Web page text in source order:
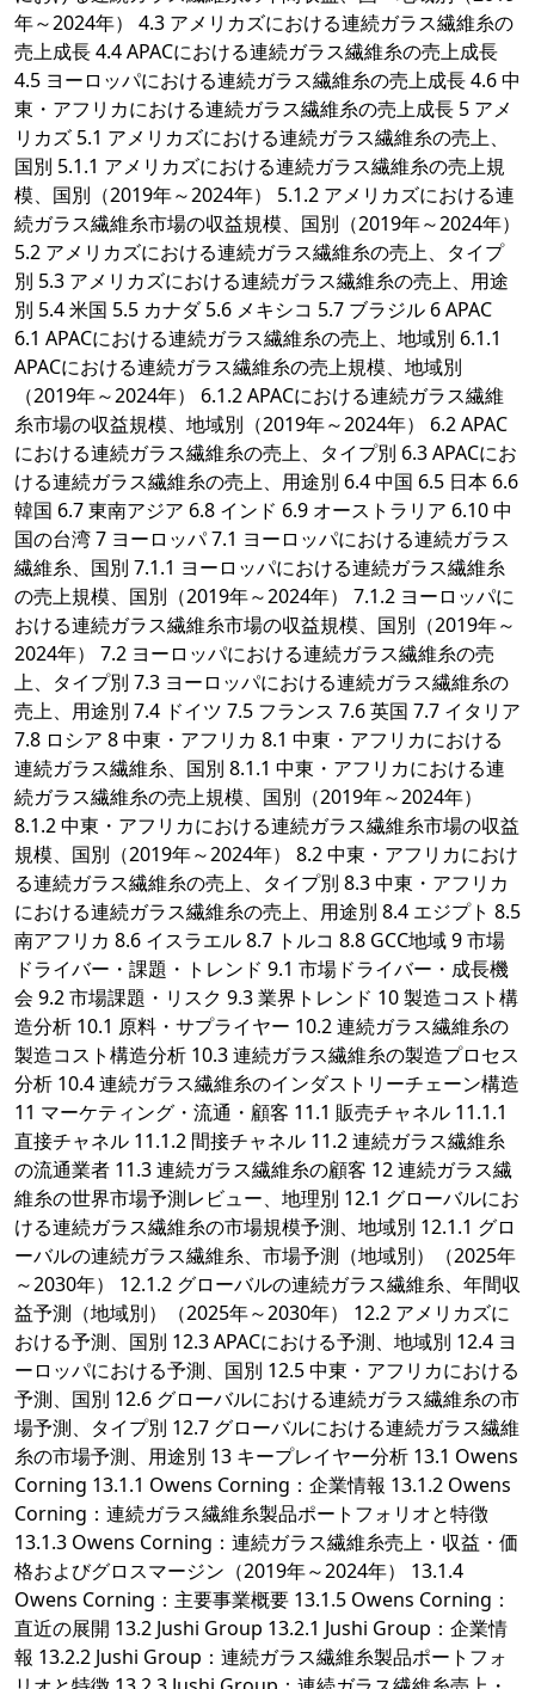
年～2024年） 4.3 アメリカズにおける連続ガラス繊維糸の
売上成長 4.4 APACにおける連続ガラス繊維糸の売上成長
4.5 ヨーロッパにおける連続ガラス繊維糸の売上成長 4.6 中
東・アフリカにおける連続ガラス繊維糸の売上成長 5 アメ
リカズ 5.1 アメリカズにおける連続ガラス繊維糸の売上、
国別 5.1.1 アメリカズにおける連続ガラス繊維糸の売上規
模、国別（2019年～2024年） 5.1.2 アメリカズにおける連
続ガラス繊維糸市場の収益規模、国別（2019年～2024年）
5.2 アメリカズにおける連続ガラス繊維糸の売上、タイプ
別 5.3 アメリカズにおける連続ガラス繊維糸の売上、用途
別 5.4 米国 5.5 カナダ 5.6 メキシコ 5.7 ブラジル 6 APAC
6.1 APACにおける連続ガラス繊維糸の売上、地域別 6.1.1
APACにおける連続ガラス繊維糸の売上規模、地域別
（2019年～2024年） 6.1.2 APACにおける連続ガラス繊維
糸市場の収益規模、地域別（2019年～2024年） 6.2 APAC
における連続ガラス繊維糸の売上、タイプ別 6.3 APACにお
ける連続ガラス繊維糸の売上、用途別 6.4 中国 6.5 日本 6.6
韓国 6.7 東南アジア 6.8 インド 6.9 オーストラリア 6.10 中
国の台湾 7 ヨーロッパ 7.1 ヨーロッパにおける連続ガラス
繊維糸、国別 7.1.1 ヨーロッパにおける連続ガラス繊維糸
の売上規模、国別（2019年～2024年） 7.1.2 ヨーロッパに
おける連続ガラス繊維糸市場の収益規模、国別（2019年～
2024年） 7.2 ヨーロッパにおける連続ガラス繊維糸の売
上、タイプ別 7.3 ヨーロッパにおける連続ガラス繊維糸の
売上、用途別 7.4 ドイツ 7.5 フランス 7.6 英国 7.7 イタリア
7.8 ロシア 8 中東・アフリカ 8.1 中東・アフリカにおける
連続ガラス繊維糸、国別 8.1.1 中東・アフリカにおける連
続ガラス繊維糸の売上規模、国別（2019年～2024年）
8.1.2 中東・アフリカにおける連続ガラス繊維糸市場の収益
規模、国別（2019年～2024年） 8.2 中東・アフリカにおけ
る連続ガラス繊維糸の売上、タイプ別 8.3 中東・アフリカ
における連続ガラス繊維糸の売上、用途別 8.4 エジプト 8.5
南アフリカ 8.6 イスラエル 8.7 トルコ 8.8 GCC地域 9 市場
ドライバー・課題・トレンド 9.1 市場ドライバー・成長機
会 9.2 市場課題・リスク 9.3 業界トレンド 10 製造コスト構
造分析 10.1 原料・サプライヤー 10.2 連続ガラス繊維糸の
製造コスト構造分析 10.3 連続ガラス繊維糸の製造プロセス
分析 10.4 連続ガラス繊維糸のインダストリーチェーン構造
11 マーケティング・流通・顧客 11.1 販売チャネル 11.1.1
直接チャネル 11.1.2 間接チャネル 11.2 連続ガラス繊維糸
の流通業者 11.3 連続ガラス繊維糸の顧客 12 連続ガラス繊
維糸の世界市場予測レビュー、地理別 12.1 グローバルにお
ける連続ガラス繊維糸の市場規模予測、地域別 12.1.1 グロ
ーバルの連続ガラス繊維糸、市場予測（地域別）（2025年
～2030年） 12.1.2 グローバルの連続ガラス繊維糸、年間収
益予測（地域別）（2025年～2030年） 12.2 アメリカズに
おける予測、国別 12.3 APACにおける予測、地域別 12.4 ヨ
ーロッパにおける予測、国別 12.5 中東・アフリカにおける
予測、国別 12.6 グローバルにおける連続ガラス繊維糸の市
場予測、タイプ別 12.7 グローバルにおける連続ガラス繊維
糸の市場予測、用途別 13 キープレイヤー分析 13.1 Owens
Corning 13.1.1 Owens Corning：企業情報 13.1.2 Owens
Corning：連続ガラス繊維糸製品ポートフォリオと特徴
13.1.3 Owens Corning：連続ガラス繊維糸売上・収益・価
格およびグロスマージン（2019年～2024年） 13.1.4
Owens Corning：主要事業概要 13.1.5 Owens Corning：
直近の展開 13.2 Jushi Group 13.2.1 Jushi Group：企業情
報 13.2.2 Jushi Group：連続ガラス繊維糸製品ポートフォ